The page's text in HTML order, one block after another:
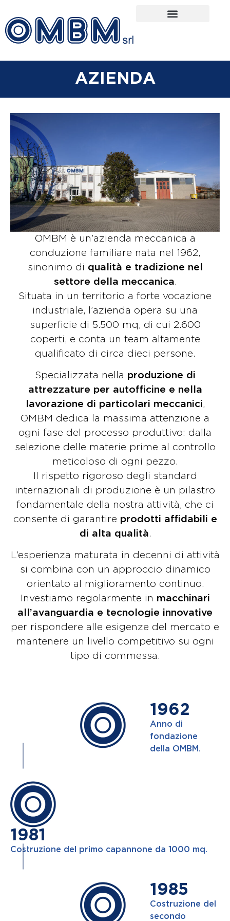
AZIENDA
OMBM è un’azienda meccanica a
conduzione familiare nata nel 1962,
sinonimo di qualità e tradizione nel
settore della meccanica.
Situata in un territorio a forte vocazione
industriale, l’azienda opera su una
superficie di 5.500 mq, di cui 2.600
coperti, e conta un team altamente
qualificato di circa dieci persone.
Specializzata nella produzione di
attrezzature per autofficine e nella
lavorazione di particolari meccanici,
OMBM dedica la massima attenzione a
ogni fase del processo produttivo: dalla
selezione delle materie prime al controllo
meticoloso di ogni pezzo.
Il rispetto rigoroso degli standard
internazionali di produzione è un pilastro
fondamentale della nostra attività, che ci
consente di garantire prodotti affidabili e
di alta qualità.
L’esperienza maturata in decenni di attività
si combina con un approccio dinamico
orientato al miglioramento continuo.
Investiamo regolarmente in macchinari
all’avanguardia e tecnologie innovative
per rispondere alle esigenze del mercato e
mantenere un livello competitivo su ogni
tipo di commessa.
1962
Anno di
fondazione
della OMBM.
1981
Costruzione del primo capannone da 1000 mq.
1985
Costruzione del
secondo